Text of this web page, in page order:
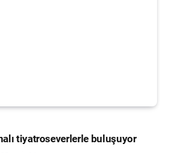
tiyatroseverlerle buluşuyor